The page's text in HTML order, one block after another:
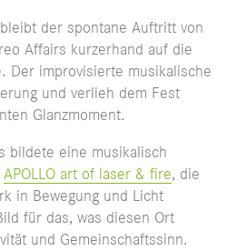
der spontane Auftritt von
Affairs kurzerhand auf die
Der improvisierte musikalische
und verlieh dem Fest
Glanzmoment.
bildete eine musikalisch
APOLLO art of laser & fire, die
in Bewegung und Licht
für das, was diesen Ort
und Gemeinschaftssinn.